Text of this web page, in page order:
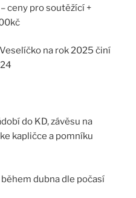
ceny pro soutěžící +
na rok 2025 činí
do KD, závěsu na
kapličce a pomníku
dubna dle počasí